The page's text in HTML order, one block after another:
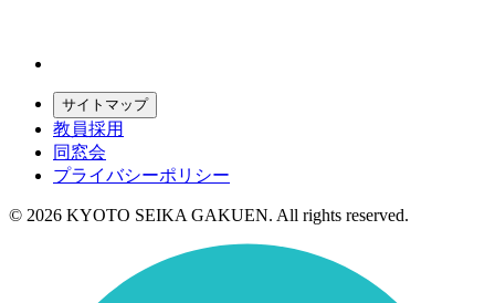
サイトマップ
教員採用
同窓会
プライバシーポリシー
© 2026 KYOTO SEIKA GAKUEN. All rights reserved.